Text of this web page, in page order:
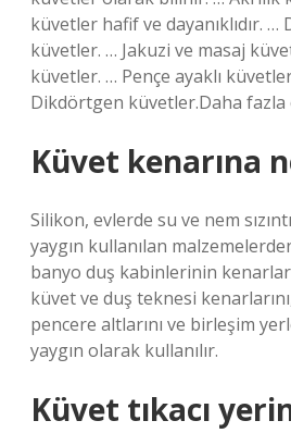
küvetler hafif ve dayanıklıdır. …
küvetler. … Jakuzi ve masaj
küvetler. … Pençe ayaklı
Dikdörtgen küvetler.Daha fazla
Küvet kenarına
Silikon, evlerde su ve nem
yaygın kullanılan
banyo duş kabinlerinin
küvet ve duş teknesi
pencere altlarını ve birleşim
yaygın olarak kullanılır.
Küvet tıkacı